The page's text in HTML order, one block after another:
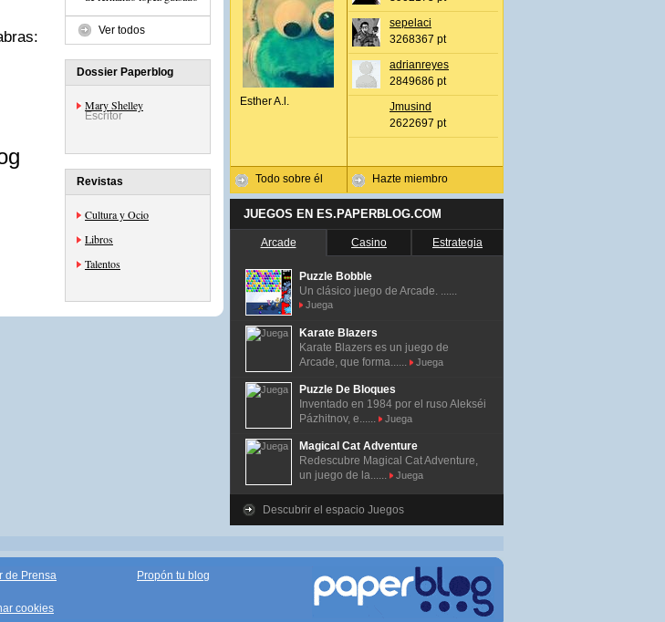
Ver todos
Dossier Paperblog
Mary Shelley
Escritor
Revistas
Cultura y Ocio
Libros
Talentos
Esther A.l.
Todo sobre él
sepelaci
3268367 pt
adrianreyes
2849686 pt
Jmusind
2622697 pt
Hazte miembro
JUEGOS EN ES.PAPERBLOG.COM
Arcade Casino Estrategia
Puzzle Bobble
Un clásico juego de Arcade. ......
Juega
Karate Blazers
Karate Blazers es un juego de
Arcade, que forma......
Juega
Puzzle De Bloques
Inventado en 1984 por el ruso Alekséi
Pázhitnov, e......
Juega
Magical Cat Adventure
Redescubre Magical Cat Adventure,
un juego de la......
Juega
Descubrir el espacio Juegos
de Prensa
cookies
Propón tu blog